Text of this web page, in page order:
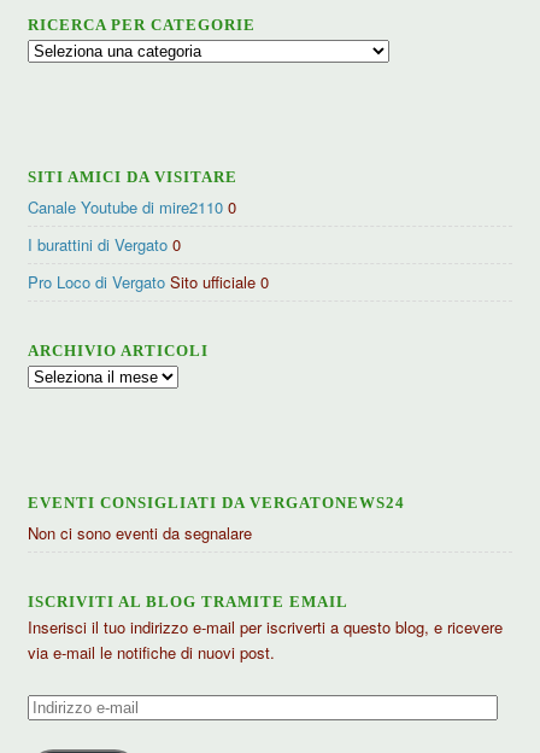
RICERCA PER CATEGORIE
Ricerca
SITI AMICI DA VISITARE
Canale Youtube di mire2110 0
I burattini di Vergato 0
Pro Loco di Vergato Sito ufficiale 0
ARCHIVIO ARTICOLI
Archivio
EVENTI CONSIGLIATI DA VERGATONEWS24
Non ci sono eventi da segnalare
ISCRIVITI AL BLOG TRAMITE EMAIL
Inserisci il tuo indirizzo e-mail per iscriverti a questo blog, e ricevere
via e-mail le notifiche di nuovi post.
Indirizzo